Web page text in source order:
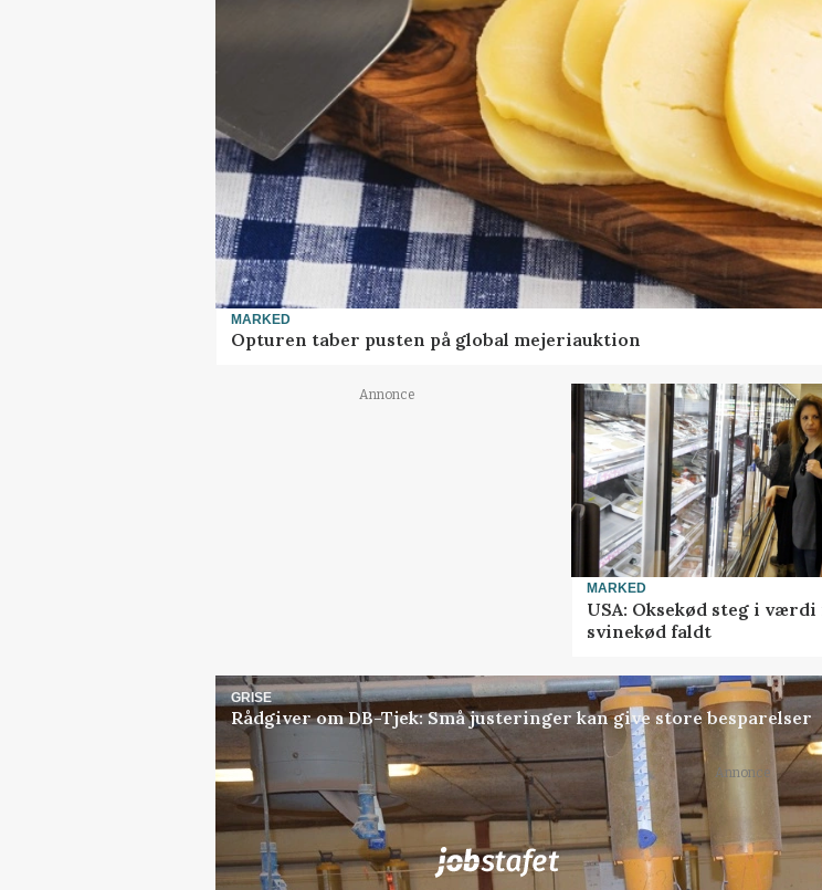
MARKED
Opturen taber pusten på global mejeriauktion
Annonce
MARKED
USA: Oksekød steg i
svinekød faldt
GRISE
Rådgiver om DB-Tjek: Små justeringer kan give store besparelser
Annonce
Jobsi samarbejde med 70ledige stillinger